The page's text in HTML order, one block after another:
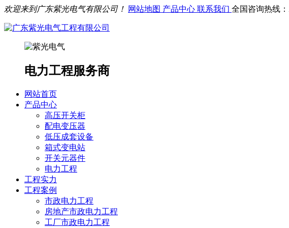
欢迎来到广东紫光电气有限公司！ 网站地图 产品中心 联系我们 全国咨询热线：
电力工程服务商
网站首页
产品中心
高压开关柜
配电变压器
低压成套设备
箱式变电站
开关元器件
电力工程
工程实力
工程案例
市政电力工程
房地产市政电力工程
工厂市政电力工程